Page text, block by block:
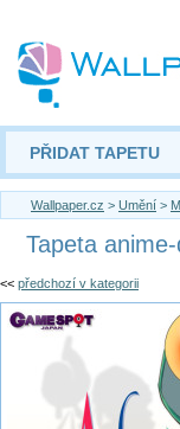
PŘIDAT TAPETU
Wallpaper.cz > Umění >
Tapeta
<< předchozí v kategorii